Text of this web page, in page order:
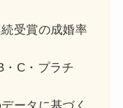
受賞の成婚率
・C・プラチ